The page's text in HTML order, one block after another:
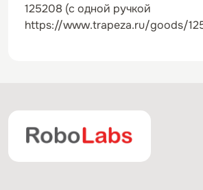
125208 (с одной ручкой
https://www.trapeza.ru/goods/